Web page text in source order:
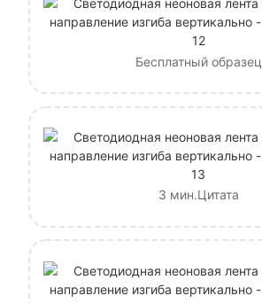
Бесплатный образец
3 мин.Цитата